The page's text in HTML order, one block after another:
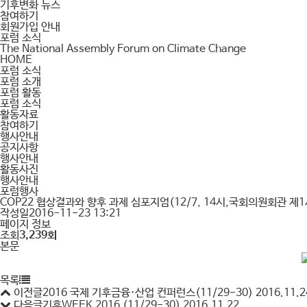
기후변화 뉴스
참여하기
회원가입 안내
포럼 소식
The National Assembly Forum on Climate Change
HOME
포럼 소식
포럼 소개
포럼 활동
포럼 소식
활동자료
참여하기
행사안내
공지사항
행사안내
활동사진
행사안내
포럼행사
COP22 협상결과와 향후 과제 심포지엄(12/7, 14시,국회의원회관 제
작성일2016-11-23 13:21
페이지 정보
조회3,239회
본문
목록
이전글2016 국제 기후금융·산업 컨퍼런스(11/29-30)